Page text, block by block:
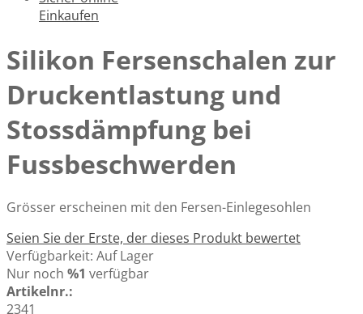
Einkaufen
Silikon Fersenschalen zur
Druckentlastung und
Stossdämpfung bei
Fussbeschwerden
Grösser erscheinen mit den Fersen-Einlegesohlen
Seien Sie der Erste, der dieses Produkt bewertet
Verfügbarkeit: Auf Lager
Nur noch %1 verfügbar
Artikelnr.:
2341